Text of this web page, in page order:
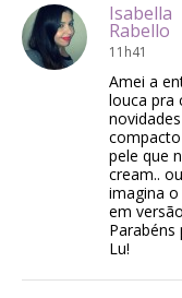
Isabella
Rabello
11h41
Amei a
louca pra
pele que
cream..
imagina
em
Parabéns
Lu!